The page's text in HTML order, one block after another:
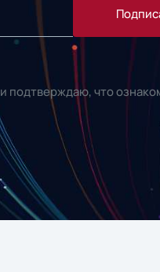
и подтверждаю, что